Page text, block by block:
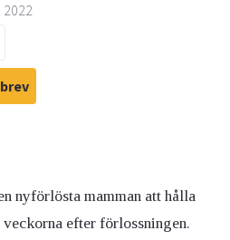
nyförlösta mamman att hålla
efter förlossningen.